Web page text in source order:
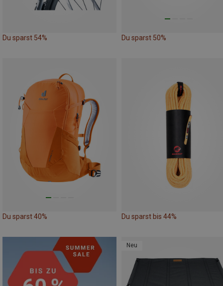
Du sparst 54% Du sparst 50%
Du sparst 40% Du sparst bis 44%
Neu